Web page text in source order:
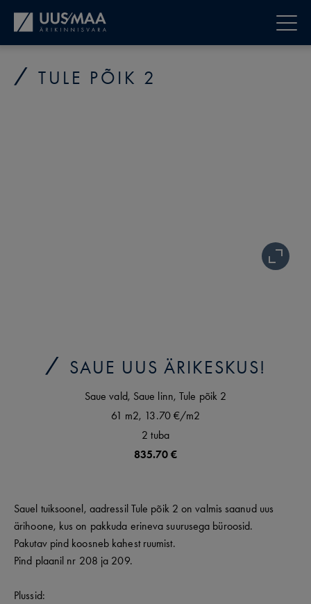
TULE PÕIK 2
SAUE UUS ÄRIKESKUS!
Saue vald, Saue linn,Tule põik 2
61 m2, 13.70 €/m2
2 tuba
835.70 €
Sauel tuiksoonel, aadressil Tule põik 2 on valmis saanud uus
ärihoone, kus on pakkuda erineva suurusega büroosid.
Pakutav pind koosneb kahest ruumist.
Pind plaanil nr 208 ja 209.
Plussid: